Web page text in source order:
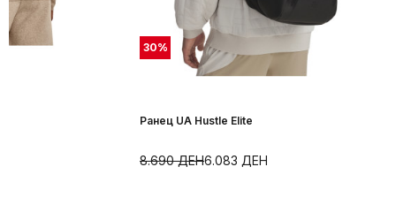
30%
Ранец UA Hustle Elite
6.083 ДЕН
8.690ДЕН